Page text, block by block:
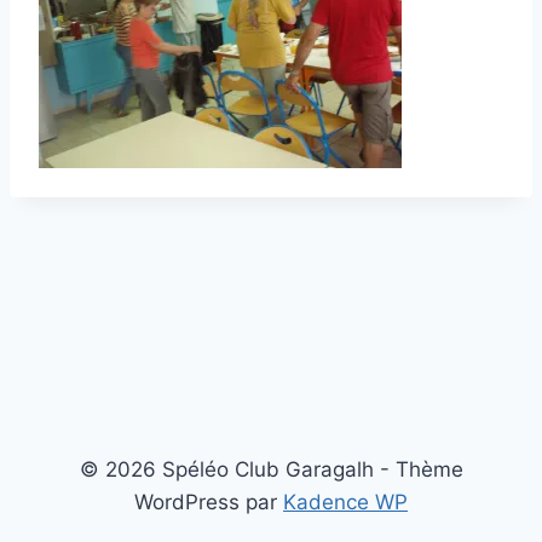
© 2026 Spéléo Club Garagalh - Thème
WordPress par Kadence WP